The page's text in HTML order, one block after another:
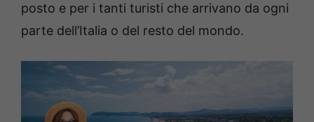
posto e per i tanti turisti che arrivano da ogni
parte dell’Italia o del resto del mondo.